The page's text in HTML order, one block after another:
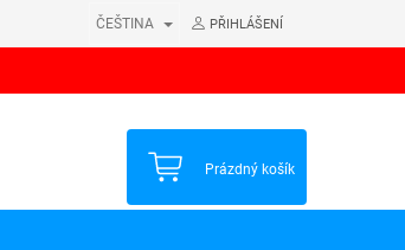
ČEŠTINA PŘIHLÁŠENÍ
NÁKUPNÍ
Prázdný košík